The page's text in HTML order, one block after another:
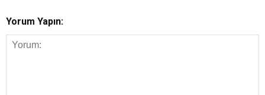
Yorum Yapın: